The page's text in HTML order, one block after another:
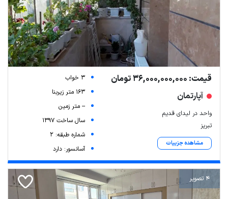
قیمت: 36,000,000,000 تومان
آپارتمان
واحد در لیدای قدیم
تبریز
مشاهده جزییات
3 خواب
163 متر زیربنا
-- متر زمین
سال ساخت 1397
شماره طبقه: 2
آسانسور: دارد
4 تصویر